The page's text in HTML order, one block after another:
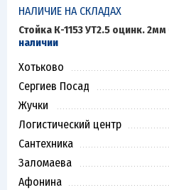
НАЛИЧИЕ НА СКЛАДАХ
Стойка К-1153 УТ2.5 оцинк.
наличии
Хотьково
Сергиев Посад
Жучки
Логистический центр
Сантехника
Заломаева
Афонина